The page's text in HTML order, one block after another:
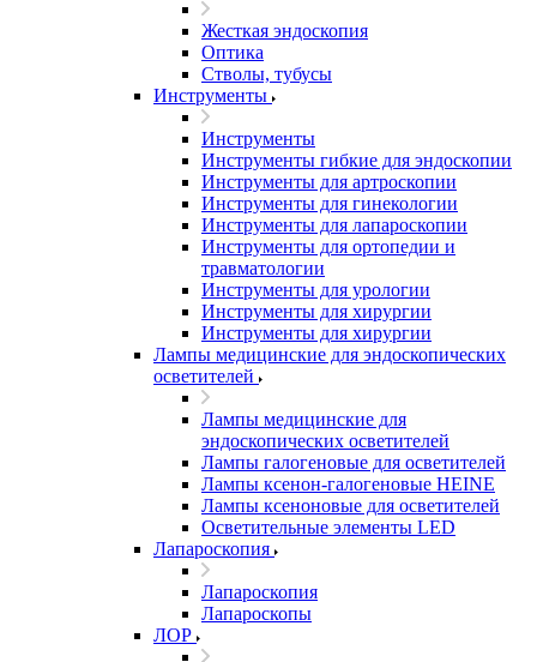
Жесткая эндоскопия
Оптика
Стволы, тубусы
Инструменты
Инструменты
Инструменты гибкие для эндоскопии
Инструменты для артроскопии
Инструменты для гинекологии
Инструменты для лапароскопии
Инструменты для ортопедии и
травматологии
Инструменты для урологии
Инструменты для хирургии
Инструменты для хирургии
Лампы медицинские для эндоскопических
осветителей
Лампы медицинские для
эндоскопических осветителей
Лампы галогеновые для осветителей
Лампы ксенон-галогеновые HEINE
Лампы ксеноновые для осветителей
Осветительные элементы LED
Лапароскопия
Лапароскопия
Лапароскопы
ЛОР